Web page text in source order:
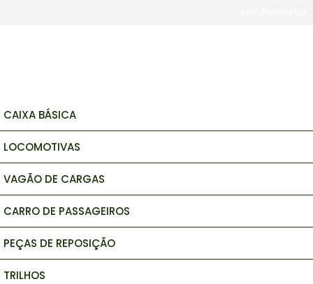
CAIXA BÁSICA
LOCOMOTIVAS
VAGÃO DE CARGAS
CARRO DE PASSAGEIROS
PEÇAS DE REPOSIÇÃO
TRILHOS